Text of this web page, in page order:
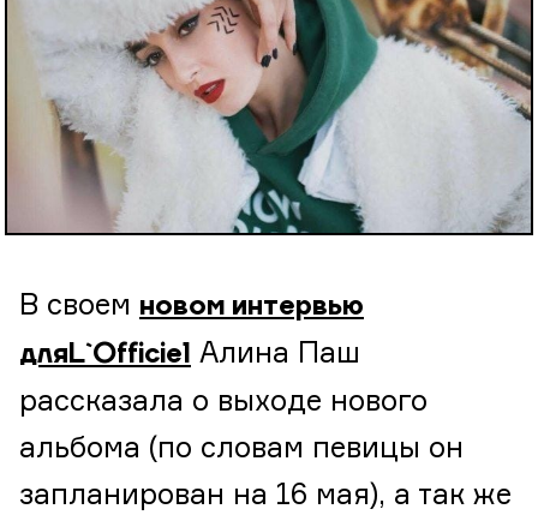
В своем новом интервью
для L`Officiel Алина Паш
рассказала о выходе нового
альбома (по словам певицы он
запланирован на 16 мая), а так же